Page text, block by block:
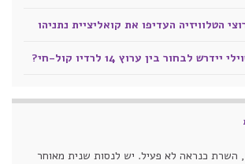
הטלוויזיה העדיפו את קואליציית נתניהו
לבחור בין ערוץ 14 לרדיו קול-חי?
השרת כנראה לא פעיל. יש לנסות שנית מאוחר